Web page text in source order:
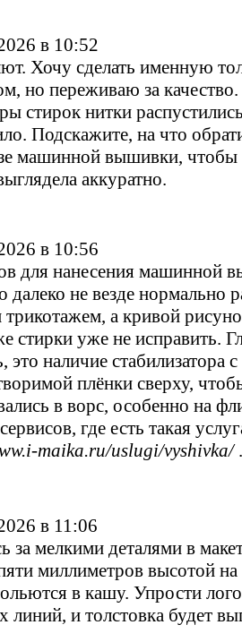
в 10:52
Хочу сделать именную
но переживаю за
стирок нитки
Подскажите, на что
машинной вышивки, чтобы
аккуратно.
в 10:56
для нанесения машинной
далеко не везде нормально
а кривой
стирки уже не исправить.
это наличие стабилизатора
плёнки сверху,
в ворс, особенно на
где есть такая
maika.ru/uslugi/vyshivka/.
в 11:06
за мелкими деталями в
миллиметров высотой на
в кашу. Упрости
линий, и толстовка будет